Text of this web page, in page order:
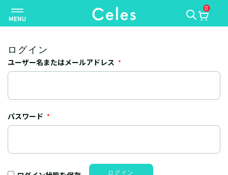
ナ
ビ
ー
シ
ョ
を
切
り
え
0
ログイン
ユーザー名またはメールアドレス *
パスワード *
ログイン